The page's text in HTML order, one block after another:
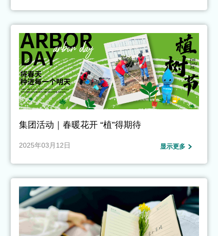
集团活动｜春暖花开 “植”得期待
2025年03月12日 显示更多